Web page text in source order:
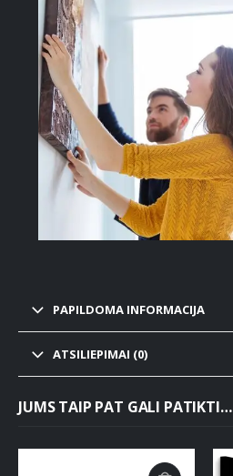
PAPILDOMA INFORMACIJA
ATSILIEPIMAI (0)
JUMS TAIP PAT GALI PATIKTI…